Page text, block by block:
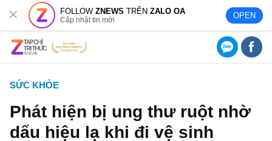
FOLLOWZNEWS TRÊNZALO OA
Cập nhật tin mới OPEN
SỨC KHỎE
Phát hiện bị ung thư ruột nhờ
dấu hiệu lạ khi đi vệ sinh